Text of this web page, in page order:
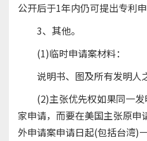
公开后于1年内仍可提出专利申
3、其他。
(1)临时申请案材料：
说明书、图及所有发明人
(2)主张优先权如果同一发
家申请，而要在美国主张原申
外申请案申请日起(包括台湾)